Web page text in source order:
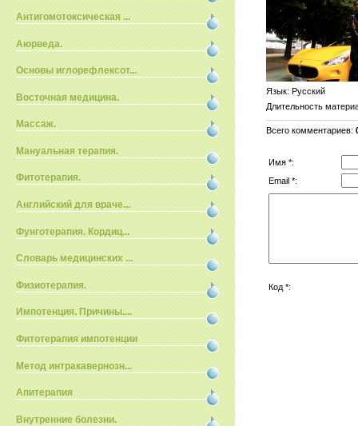
Антигомотоксическая ...
Аюрведа.
Основы иглорефлексот...
Восточная медицина.
Массаж.
Мануальная терапия.
Фитотерапия.
Английский для враче...
Фунготерапия. Кордиц...
Словарь медицинских ...
Физиотерапия.
Импотенция. Причины....
Фитотерапия импотенции
Метод интракавернозн...
Апитерапия
Внутренние болезни.
Язык: Русский
Длительность
Всего комментариев:
Имя *:
Email *:
Код *: